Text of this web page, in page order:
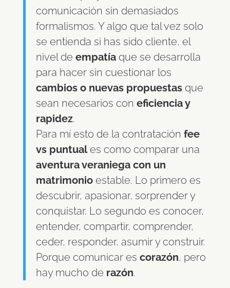
comunicación sin demasiados
formalismos. Y algo que tal vez solo
se entienda si has sido cliente, el
nivel de empatíaque se desarrolla
para hacer sin cuestionar los
cambios o nuevas propuestasque
sean necesarios con eficiencia y
rapidez.
Para mí esto de la contratación fee
vs puntuales como comparar una
aventura veraniega con un
matrimonioestable. Lo primero es
descubrir, apasionar, sorprender y
conquistar. Lo segundo es conocer,
entender, compartir, comprender,
ceder, responder, asumir y construir.
Porque comunicar es corazón, pero
hay mucho de razón.